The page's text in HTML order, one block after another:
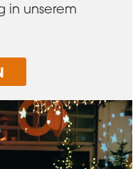
in unserem